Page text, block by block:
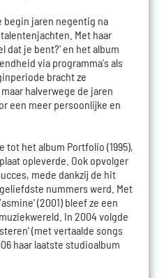
begin jaren negentig na
Met haar
dat je bent?' en het album
via programma's als
bracht ze
halverwege de jaren
een meer persoonlijke en
het album Portfolio (1995),
opleverde. Ook opvolger
mede dankzij de hit
nummers werd. Met
(2001) bleef ze een
In 2004 volgde
(met vertaalde songs
haar laatste studioalbum